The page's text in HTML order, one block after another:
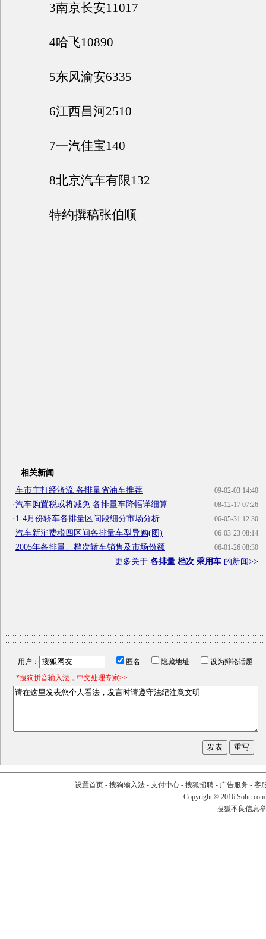
3南京长安11017
4哈飞10890
5东风渝安6335
6江西昌河2510
7一汽佳宝140
8北京汽车有限132
特约撰稿张伯顺
相关新闻
09-02-03 14:40
·车市主打经济流 各排量省油车推荐
08-12-17 07:26
·汽车购置税或将减免 各排量车降幅详细算
06-05-31 12:30
· 1-4月份轿车各排量区间段细分市场分析
06-03-23 08:14
·汽车新消费税四区间各排量车型导购(图)
06-01-26 08:30
·2005年各排量、档次轿车销售及市场份额
更多关于 各排量 档次 乘用车 的新闻>>
用户： 匿名 隐藏地址
设为辩论话题
*搜狗拼音输入法，中文处理专家>>
设置首页- 搜狗输入法- 支付中心- 搜狐招聘- 广告服务 - 客
Copyright © 2016
搜狐不良信息